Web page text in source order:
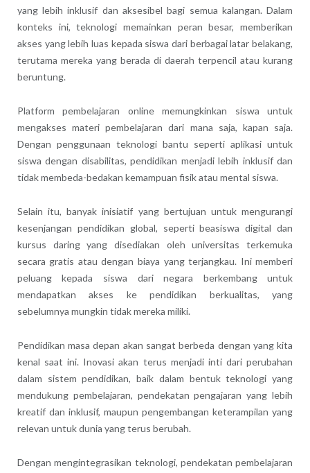
yang lebih inklusif dan aksesibel bagi semua kalangan. Dalam
konteks ini, teknologi memainkan peran besar, memberikan
akses yang lebih luas kepada siswa dari berbagai latar belakang,
terutama mereka yang berada di daerah terpencil atau kurang
beruntung.
Platform pembelajaran online memungkinkan siswa untuk
mengakses materi pembelajaran dari mana saja, kapan saja.
Dengan penggunaan teknologi bantu seperti aplikasi untuk
siswa dengan disabilitas, pendidikan menjadi lebih inklusif dan
tidak membeda-bedakan kemampuan fisik atau mental siswa.
Selain itu, banyak inisiatif yang bertujuan untuk mengurangi
kesenjangan pendidikan global, seperti beasiswa digital dan
kursus daring yang disediakan oleh universitas terkemuka
secara gratis atau dengan biaya yang terjangkau. Ini memberi
peluang kepada siswa dari negara berkembang untuk
mendapatkan akses ke pendidikan berkualitas, yang
sebelumnya mungkin tidak mereka miliki.
Pendidikan masa depan akan sangat berbeda dengan yang kita
kenal saat ini. Inovasi akan terus menjadi inti dari perubahan
dalam sistem pendidikan, baik dalam bentuk teknologi yang
mendukung pembelajaran, pendekatan pengajaran yang lebih
kreatif dan inklusif, maupun pengembangan keterampilan yang
relevan untuk dunia yang terus berubah.
Dengan mengintegrasikan teknologi, pendekatan pembelajaran